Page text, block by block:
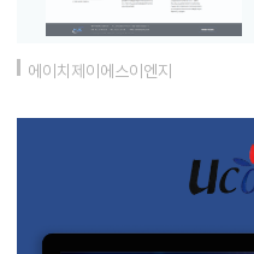
에이치제이에스이엔지